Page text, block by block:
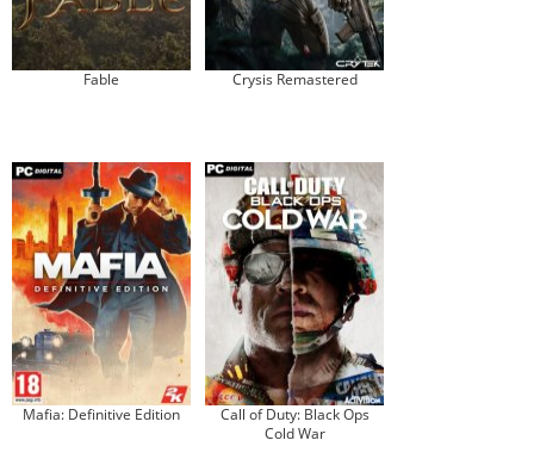
Fable Crysis Remastered
Mafia: Definitive Edition
Call of Duty: Black Ops
Cold War